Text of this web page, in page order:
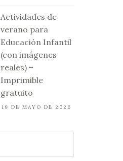
Actividades de
verano para
Educación Infantil
(con imágenes
reales) –
Imprimible
gratuito
19 DE MAYO DE 2026